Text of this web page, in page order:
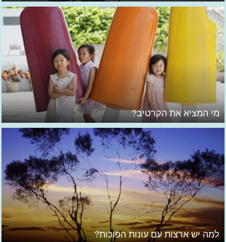
מי המציא את הקרטיב?
למה יש ארצות עם עונות הפוכות?